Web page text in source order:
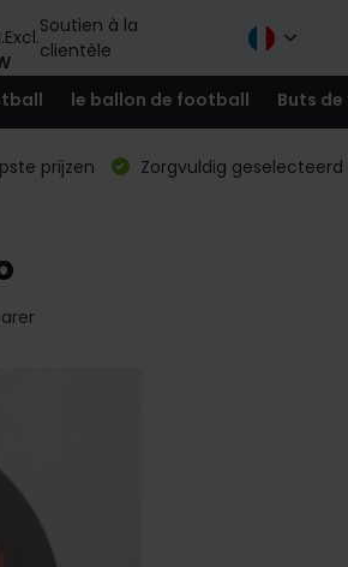
Excl.
Soutien à la
clientèle
le ballon de football Buts
prijzen
Zorgvuldig